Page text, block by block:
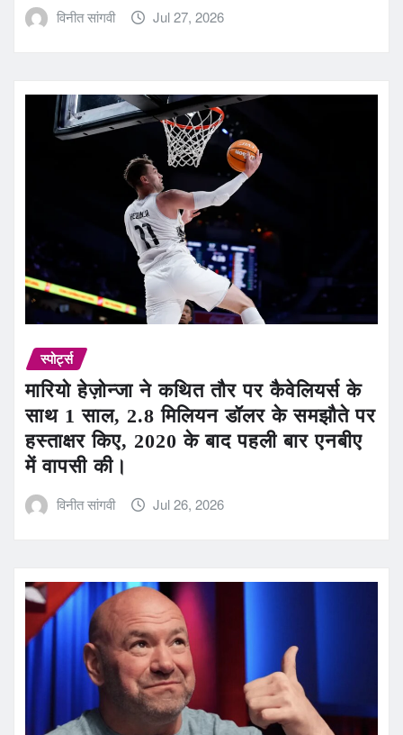
विनीत सांगवी Jul 27, 2026
स्पोर्ट्स
मारियो हेज़ोन्जा ने कथित तौर पर कैवेलियर्स के
साथ 1 साल, 2.8 मिलियन डॉलर के समझौते पर
हस्ताक्षर किए, 2020 के बाद पहली बार एनबीए
में वापसी की।
विनीत सांगवी Jul 26, 2026